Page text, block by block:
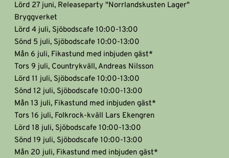
Lörd 27 juni, Releaseparty "Norrlandskusten Lager"
Bryggverket
Lörd 4 juli, Sjöbodscafe 10:00-13:00
Sönd 5 juli, Sjöbodscafe 10:00-13:00
Mån 6 juli, Fikastund med inbjuden gäst*
Tors 9 juli, Countrykväll, Andreas Nilsson
Lörd 11 juli, Sjöbodscafe 10:00-13:00
Sönd 12 juli, Sjöbodscafe 10:00-13:00
Mån 13 juli, Fikastund med inbjuden gäst*
Tors 16 juli, Folkrock-kväll Lars Ekengren
Lörd 18 juli, Sjöbodscafe 10:00-13:00
Sönd 19 juli, Sjöbodscafe 10:00-13:00
Mån 20 juli, Fikastund med inbjuden gäst*